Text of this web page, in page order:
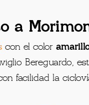
servicios
Abbiategrasso a
a